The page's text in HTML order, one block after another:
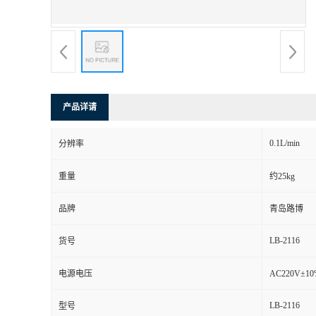
产品详请
分辨率 0.1L/min
重量 约25kg
品牌 青岛路博
货号 LB-2116
电源电压
型号 LB-2116